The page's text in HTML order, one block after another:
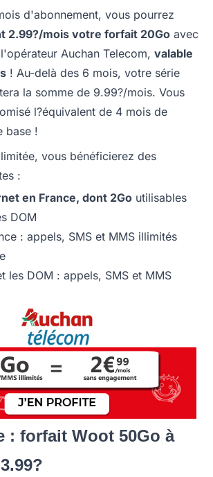
d'abonnement, vous pourrez
2.99?/mois votre forfait 20Go avec
Auchan Telecom, valable
! Au-delà des 6 mois, votre série
la somme de 9.99?/mois. Vous
l?équivalent de 4 mois de
base !
vous bénéficierez des
:
en France, dont 2Go utilisables
DOM
: appels, SMS et MMS illimités
les DOM : appels, SMS et MMS
: forfait Woot 50Go à